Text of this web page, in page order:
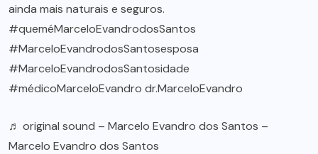
ainda mais naturais e seguros.
#queméMarceloEvandrodosSantos
#MarceloEvandrodosSantosesposa
#MarceloEvandrodosSantosidade
#médicoMarceloEvandro dr.MarceloEvandro
♬ original sound – Marcelo Evandro dos Santos –
Marcelo Evandro dos Santos